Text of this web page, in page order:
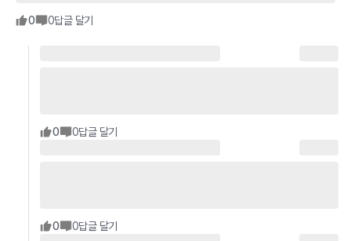
0 0답글 달기
0 0답글 달기
0 0답글 달기